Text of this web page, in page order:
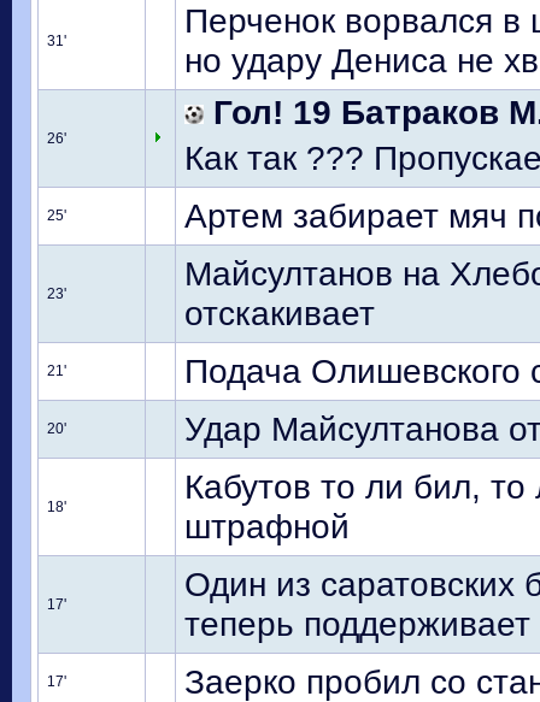
31'
Перченок ворвался
но удару Дениса не
26'
Гол! 19 Батраков
Как так ???
25' Артем забирает мяч
23'
Майсултанов на
отскакивает
21' Подача Олишевского
20' Удар Майсултанова
18'
Кабутов то ли бил,
штрафной
17'
Один из
теперь
17' Заерко пробил со